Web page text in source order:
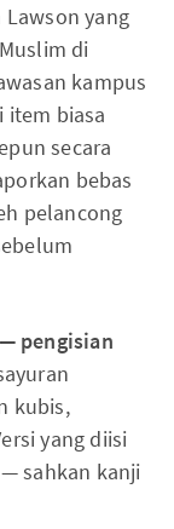
yang
di
kampus
item biasa
secara
bebas
pelancong
pengisian
kubis,
yang diisi
sahkan kanji